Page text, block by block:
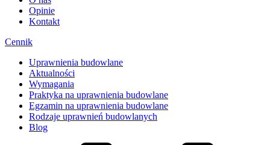
Opinie
Kontakt
Cennik
Uprawnienia budowlane
Aktualności
Wymagania
Praktyka na uprawnienia budowlane
Egzamin na uprawnienia budowlane
Rodzaje uprawnień budowlanych
Blog